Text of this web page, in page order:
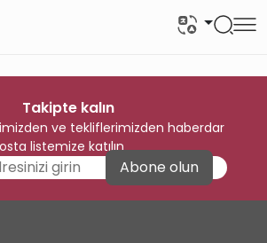
Takipte kalın
ve tekliflerimizden haberdar
listemize katılın
Abone olun